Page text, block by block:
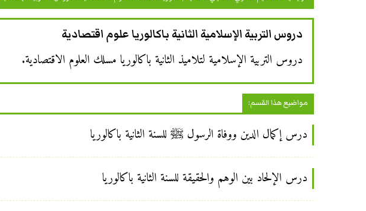
دروس التربية الإسلامية الثانية باكالوريا علوم اقتصادية
دروس التربية الإسلامية لتلاميذ الثانية باكالوريا مسلك العلوم الاقتصادية.
مواضيع هذا القسم:
درس إكمال الدين ووفاة الرسول ﷺ للسنة الثانية باكالوريا
درس الإلحاد بين الوهم والحقيقة للسنة الثانية باكالوريا